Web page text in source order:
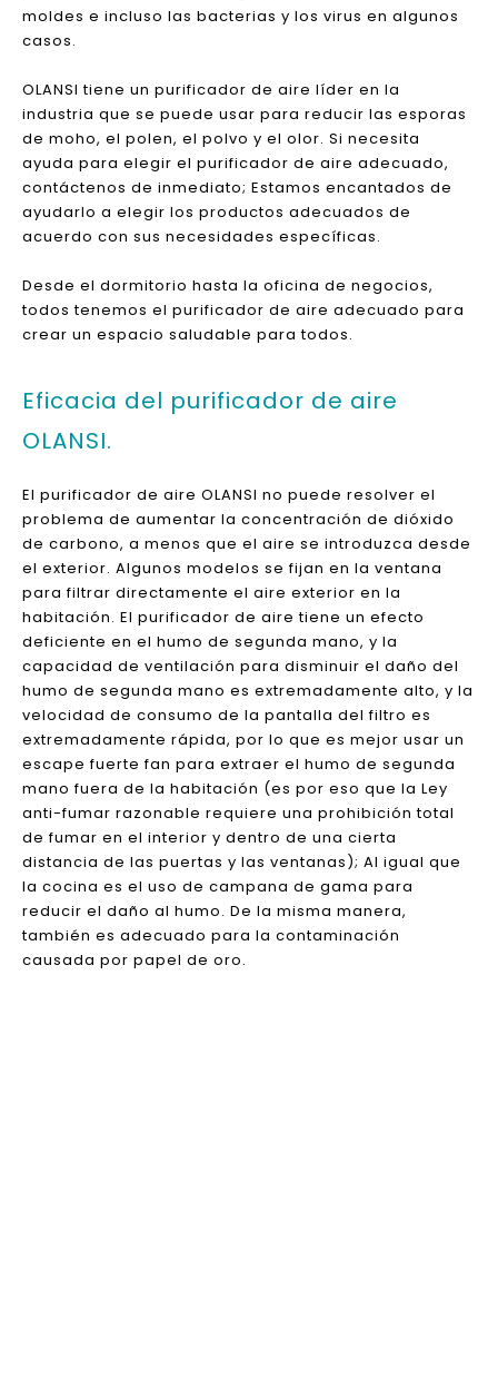
Esto no es una coincidencia, porque el filtro de aire
HEPA es la base de la purificación de aire de calidad.
La luz ultravioleta es uno de los tres tipos de luz
ultravioleta, que a menudo se usa en la purificación
de aire. Si se usa correctamente, esta luz invisible
puede matar de forma segura las bacterias, los
casos.
OLANSI tiene un purificador de aire líder en la
ayuda para elegir el purificador de aire adecuado,
ayudarlo a elegir los productos adecuados de
Desde el dormitorio hasta la oficina de negocios,
todos tenemos el purificador de aire adecuado para
crear un espacio saludable para todos.
Eficacia del purificador de aire
OLANSI.
El purificador de aire OLANSI no puede resolver el
problema de aumentar la concentración de dióxido
de carbono, a menos que el aire se introduzca desde
el exterior. Algunos modelos se fijan en la ventana
para filtrar directamente el aire exterior en la
habitación. El purificador de aire tiene un efecto
deficiente en el humo de segunda mano, y la
capacidad de ventilación para disminuir el daño del
humo de segunda mano es extremadamente alto, y la
velocidad de consumo de la pantalla del filtro es